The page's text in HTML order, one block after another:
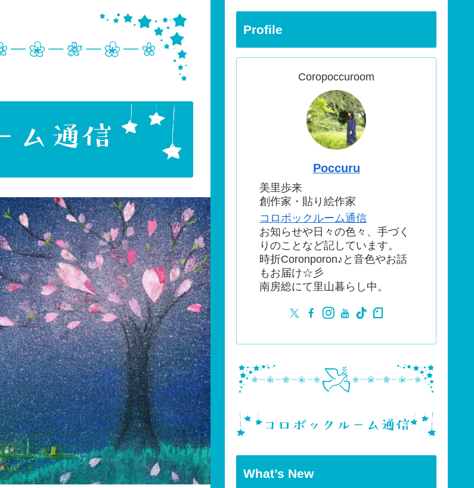
Profile
Coropoccuroom
Poccuru
美里歩来
創作家・貼り絵作家
コロポックルーム通信
お知らせや日々の色々、手づく
りのことなど記しています。
時折Coronporon♪と音色やお話
もお届け☆彡
南房総にて里山暮らし中。
What’s New